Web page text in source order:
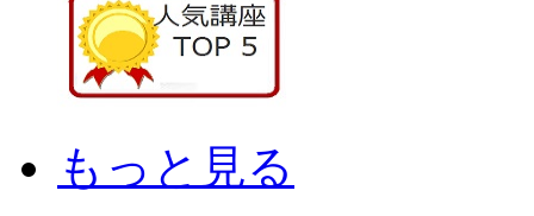
もっと見る